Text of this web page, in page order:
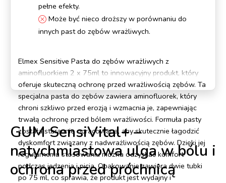
pełne efekty.
Może być nieco droższy w porównaniu do
innych past do zębów wrażliwych.
Elmex Sensitive Pasta do zębów wrażliwych z
aminofluorkiem 2 x 75ml to innowacyjny produkt, który
oferuje skuteczną ochronę przed wrażliwością zębów. Ta
specjalna pasta do zębów zawiera aminofluorek, który
chroni szkliwo przed erozją i wzmacnia je, zapewniając
trwałą ochronę przed bólem wrażliwości. Formuła pasty
została starannie opracowana, aby skutecznie łagodzić
dyskomfort związany z nadwrażliwością zębów. Dzięki jej
regularnemu stosowaniu można odzyskać komfort
podczas jedzenia i picia. Opakowanie zawiera dwie tubki
po 75 ml, co sprawia, że produkt jest wydajny i
GUM SensiVital+ –
natychmiastowa ulga w bólu i
ochrona przed próchnicą